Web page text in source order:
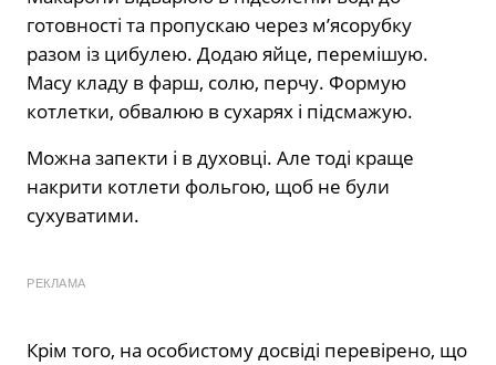
готовності та пропускаю через м’ясорубку
разом із цибулею. Додаю яйце, перемішую.
Масу кладу в фарш, солю, перчу. Формую
котлетки, обвалюю в сухарях і підсмажую.
Можна запекти і в духовці. Але тоді краще
накрити котлети фольгою, щоб не були
сухуватими.
РЕКЛАМА
Крім того, на особистому досвіді перевірено, що